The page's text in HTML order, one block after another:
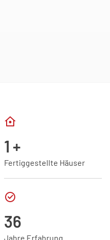
2.000
Fertiggestellte Häuser
40
Jahre Erfahrung